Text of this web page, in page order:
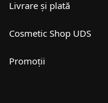
Livrare și plată
Cosmetic Shop UDS
Promoții